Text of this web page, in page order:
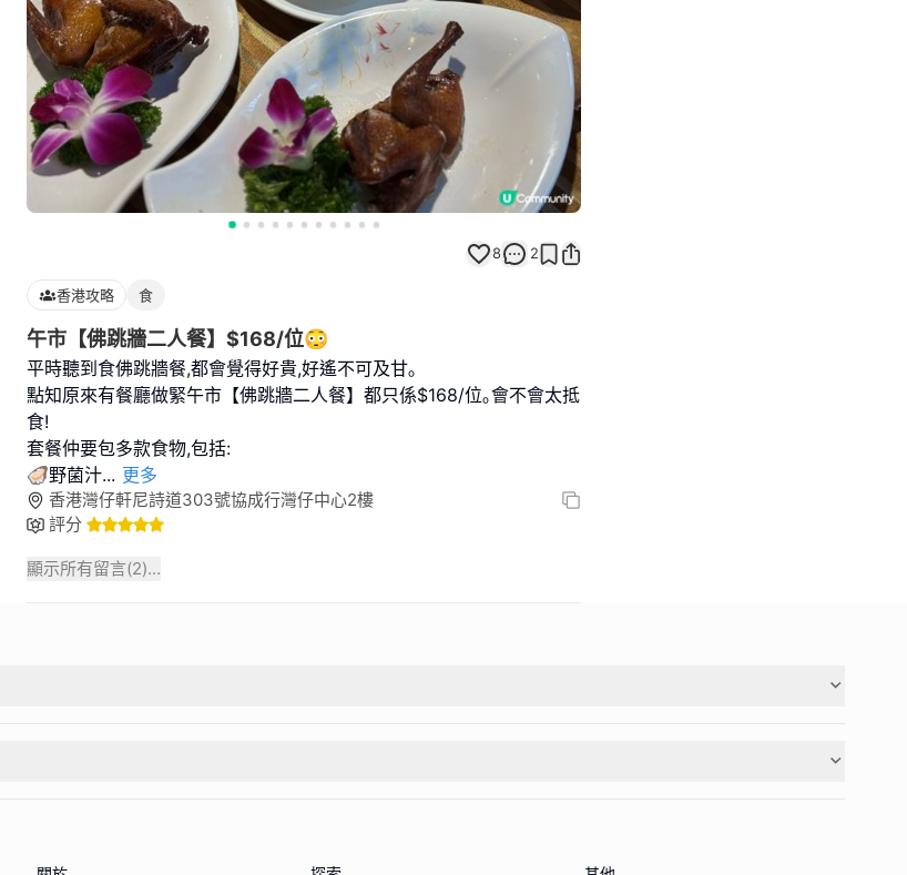
8 2
香港攻略 食
午市【佛跳牆二人餐】$168/位😳
平時聽到食佛跳牆餐,都會覺得好貴,好遙不可及甘｡
點知原來有餐廳做緊午市【佛跳牆二人餐】都只係$168/位｡會不會太抵
食!
套餐仲要包多款食物,包括:
🦪野菌汁... 更多
香港灣仔軒尼詩道303號協成行灣仔中心2樓
評分
顯示所有留言(2)...